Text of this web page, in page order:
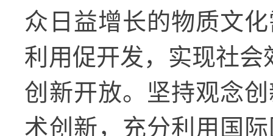
众日益增长的物质文
利用促开发，实现社
创新开放。坚持观念
术创新，充分利用国